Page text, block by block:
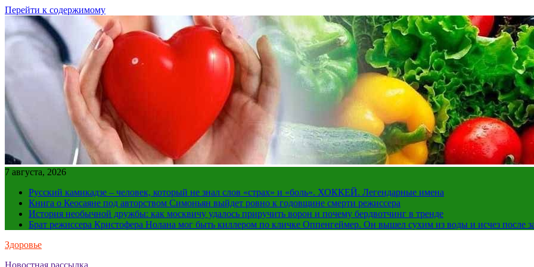
Перейти к содержимому
7 августа, 2026
Русский камикадзе – человек, который не знал слов «страх» и «боль». ХОККЕЙ. Легендарные имена
Книга о Кеосаяне под авторством Симоньян выйдет ровно к годовщине смерти режиссера
История необычной дружбы: как москвичу удалось приручить ворон и почему бердвотчинг в тренде
Брат режиссера Кристофера Нолана мог быть киллером по кличке Оппенгеймер. Он вышел сухим из воды и исчез после
Здоровье
Новостная рассылка